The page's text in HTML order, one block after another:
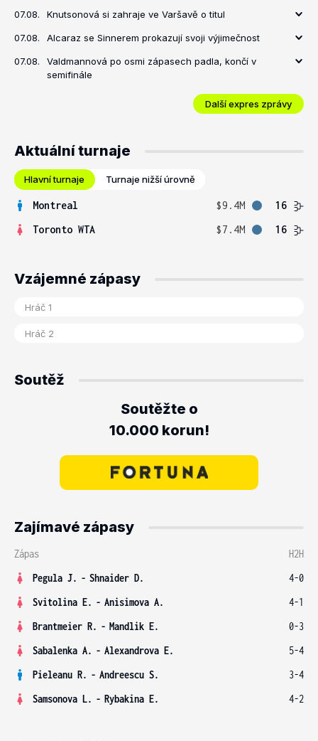
07.08. Knutsonová si zahraje ve Varšavě o titul
07.08. Alcaraz se Sinnerem prokazují svoji výjimečnost
07.08.
Valdmannová po osmi zápasech padla, končí v
semifinále
Další expres zprávy
Aktuální turnaje
Hlavní turnaje Turnaje nižší úrovně
Montreal $9.4M
16
Toronto WTA
$7.4M 16
Vzájemné zápasy
Soutěž
Soutěžte o
10.000 korun!
Zajímavé zápasy
Zápas
H2H
Pegula J. - Shnaider D.
4-0
Svitolina E. - Anisimova A.
4-1
Brantmeier R. - Mandlik E.
0-3
Sabalenka A. - Alexandrova E.
5-4
Pieleanu R. - Andreescu S.
3-4
Samsonova L. - Rybakina E. 4-2